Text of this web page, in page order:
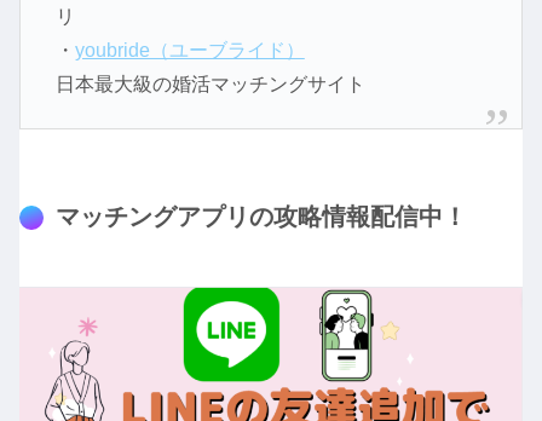
リ
・ youbride（ユーブライド）
日本最大級の婚活マッチングサイト
マッチングアプリの攻略情報配信中！